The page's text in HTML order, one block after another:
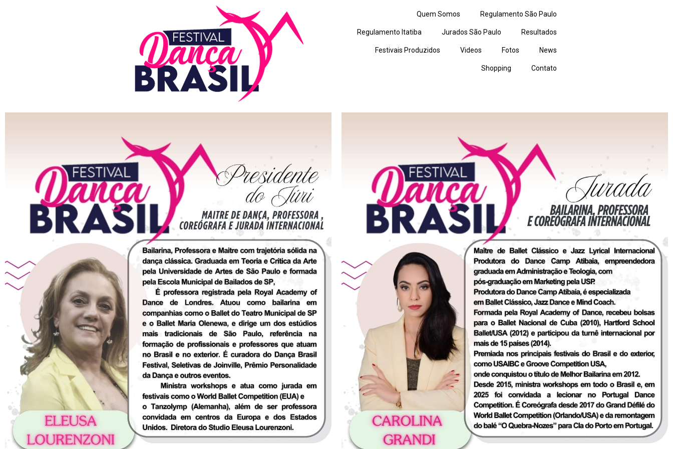
Quem Somos Regulamento São Paulo
Regulamento Itatiba Jurados São Paulo Resultados
Festivais Produzidos Videos Fotos News
Shopping Contato